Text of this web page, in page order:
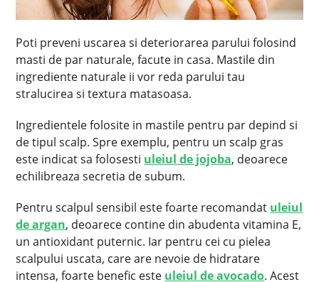
Poti preveni uscarea si deteriorarea parului folosind
masti de par naturale, facute in casa. Mastile din
ingrediente naturale ii vor reda parului tau
stralucirea si textura matasoasa.
Ingredientele folosite in mastile pentru par depind si
de tipul scalp. Spre exemplu, pentru un scalp gras
este indicat sa folosesti uleiul de jojoba, deoarece
echilibreaza secretia de subum.
Pentru scalpul sensibil este foarte recomandat uleiul
de argan, deoarece contine din abudenta vitamina E,
un antioxidant puternic. Iar pentru cei cu pielea
scalpului uscata, care are nevoie de hidratare
intensa, foarte benefic este uleiul de avocado.Acest